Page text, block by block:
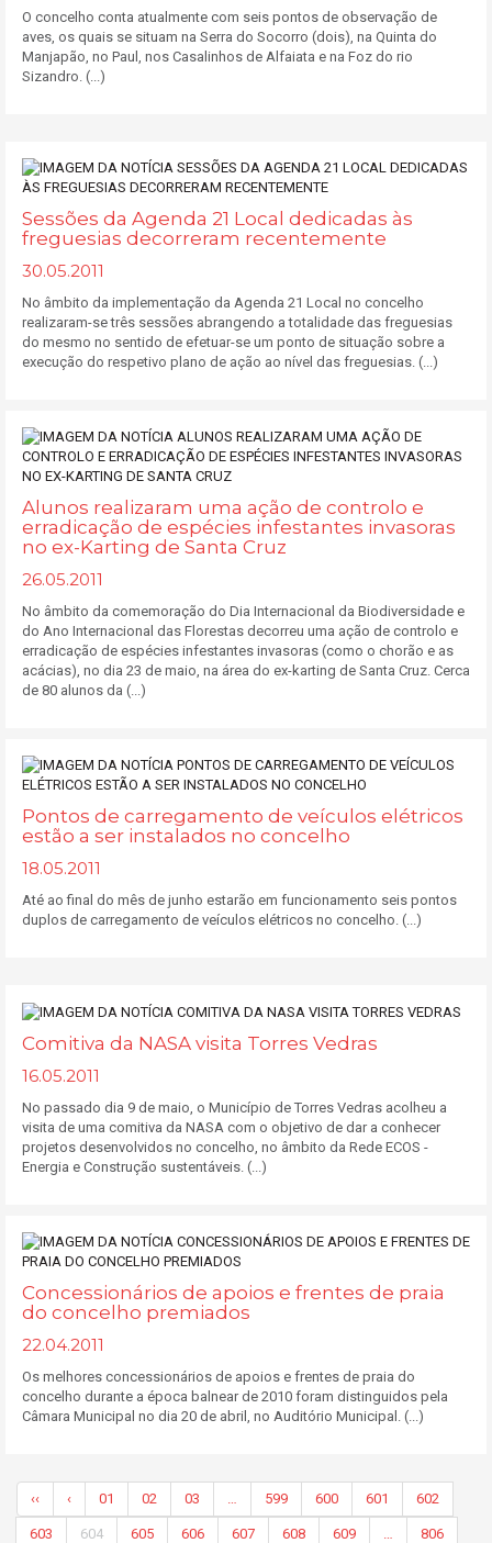
O concelho conta atualmente com seis pontos de observação de
aves, os quais se situam na Serra do Socorro (dois), na Quinta do
Manjapão, no Paul, nos Casalinhos de Alfaiata e na Foz do rio
Sizandro. (...)
Sessões da Agenda 21 Local dedicadas às
freguesias decorreram recentemente
30.05.2011
No âmbito da implementação da Agenda 21 Local no concelho
realizaram-se três sessões abrangendo a totalidade das freguesias
do mesmo no sentido de efetuar-se um ponto de situação sobre a
execução do respetivo plano de ação ao nível das freguesias. (...)
Alunos realizaram uma ação de controlo e
erradicação de espécies infestantes invasoras
no ex-Karting de Santa Cruz
26.05.2011
No âmbito da comemoração do Dia Internacional da Biodiversidade e
do Ano Internacional das Florestas decorreu uma ação de controlo e
erradicação de espécies infestantes invasoras (como o chorão e as
acácias), no dia 23 de maio, na área do ex-karting de Santa Cruz. Cerca
de 80 alunos da (...)
Pontos de carregamento de veículos elétricos
estão a ser instalados no concelho
18.05.2011
Até ao final do mês de junho estarão em funcionamento seis pontos
duplos de carregamento de veículos elétricos no concelho. (...)
Comitiva da NASA visita Torres Vedras
16.05.2011
No passado dia 9 de maio, o Município de Torres Vedras acolheu a
visita de uma comitiva da NASA com o objetivo de dar a conhecer
projetos desenvolvidos no concelho, no âmbito da Rede ECOS -
Energia e Construção sustentáveis. (...)
Concessionários de apoios e frentes de praia
do concelho premiados
22.04.2011
Os melhores concessionários de apoios e frentes de praia do
concelho durante a época balnear de 2010 foram distinguidos pela
Câmara Municipal no dia 20 de abril, no Auditório Municipal. (...)
‹‹ ‹ 01 02 03 599 600 601 602
603 604 605 606 607 608 609 806